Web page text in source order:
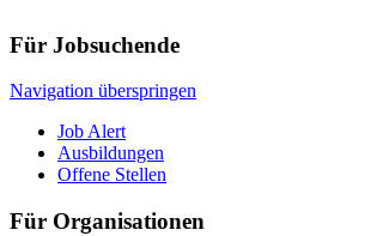
Für Jobsuchende
Navigation überspringen
Job Alert
Ausbildungen
Offene Stellen
Für Organisationen